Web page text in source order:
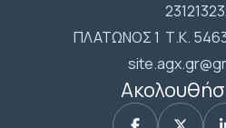
ΠΛΑΤΩΝΟΣ 1 Τ.Κ.